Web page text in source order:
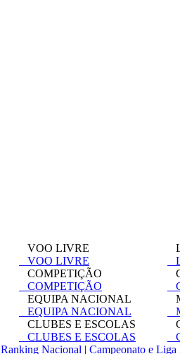
VOO LIVRE
VOO LIVRE
COMPETIÇÃO
COMPETIÇÃO
EQUIPA NACIONAL
EQUIPA NACIONAL
CLUBES E ESCOLAS
CLUBES E ESCOLAS
Ranking Nacional | Campeonato e